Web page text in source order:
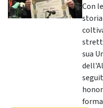
Con
sua